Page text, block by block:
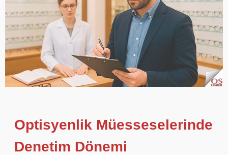
Optisyenlik Müesseselerinde
Denetim Dönemi